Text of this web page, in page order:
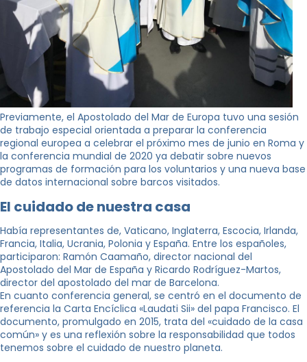
Previamente, el Apostolado del Mar de Europa tuvo una sesión
de trabajo especial orientada a preparar la conferencia
regional europea a celebrar el próximo mes de junio en Roma y
la conferencia mundial de 2020 ya debatir sobre nuevos
programas de formación para los voluntarios y una nueva base
de datos internacional sobre barcos visitados.
El cuidado de nuestra casa
Había representantes de, Vaticano, Inglaterra, Escocia, Irlanda,
Francia, Italia, Ucrania, Polonia y España. Entre los españoles,
participaron: Ramón Caamaño, director nacional del
Apostolado del Mar de España y Ricardo Rodríguez-Martos,
director del apostolado del mar de Barcelona.
En cuanto conferencia general, se centró en el documento de
referencia la Carta Encíclica «Laudati Sii» del papa Francisco. El
documento, promulgado en 2015, trata del «cuidado de la casa
común» y es una reflexión sobre la responsabilidad que todos
tenemos sobre el cuidado de nuestro planeta.